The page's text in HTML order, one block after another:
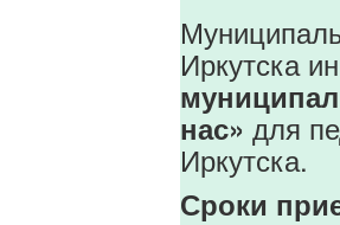
Иркутска
нас» для
Иркутска.
Сроки